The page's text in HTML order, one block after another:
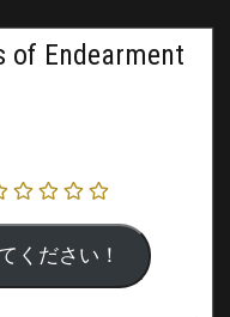
Endearment